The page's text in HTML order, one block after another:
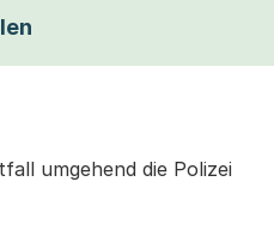
umgehend die Polizei